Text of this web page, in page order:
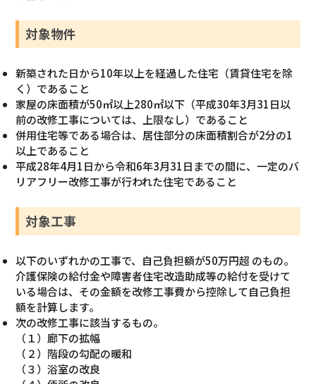
対象物件
新築された日から10年以上を経過した住宅（賃貸住宅を除
く）であること
家屋の床面積が50㎡以上280㎡以下（平成30年3月31日以
前の改修工事については、上限なし）であること
併用住宅等である場合は、居住部分の床面積割合が2分の1
以上であること
平成28年4月1日から令和6年3月31日までの間に、一定のバ
リアフリー改修工事が行われた住宅であること
対象工事
以下のいずれかの工事で、自己負担額が50万円超 のもの。
介護保険の給付金や障害者住宅改造助成等の給付を受けて
いる場合は、その金額を改修工事費から控除して自己負担
額を計算します。
次の改修工事に該当するもの。
（１）廊下の拡幅
（２）階段の勾配の暖和
（３）浴室の改良